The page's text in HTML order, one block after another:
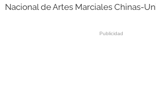
Nacional de Artes Marciales Chinas-